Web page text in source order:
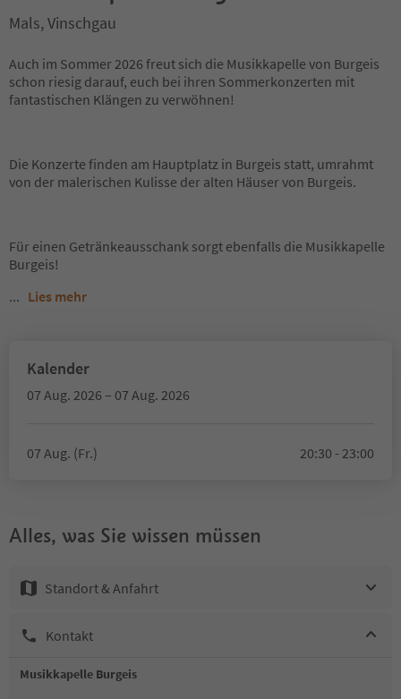
Mals, Vinschgau
Auch im Sommer 2026 freut sich die Musikkapelle von Burgeis
schon riesig darauf, euch bei ihren Sommerkonzerten mit
fantastischen Klängen zu verwöhnen!
Die Konzerte finden am Hauptplatz in Burgeis statt, umrahmt
von der malerischen Kulisse der alten Häuser von Burgeis.
Für einen Getränkeausschank sorgt ebenfalls die Musikkapelle
Burgeis!
... Lies mehr
Kalender
07 Aug. 2026 – 07 Aug. 2026
07 Aug. (Fr.) 20:30 - 23:00
Alles, was Sie wissen müssen
Standort & Anfahrt
Kontakt
Musikkapelle Burgeis